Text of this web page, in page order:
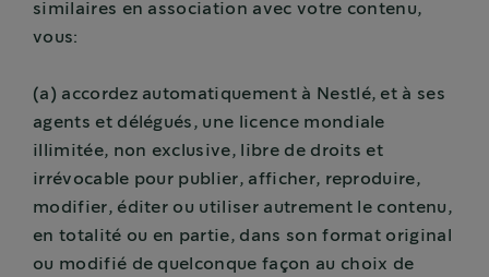
similaires en association avec votre contenu,
vous:
(a) accordez automatiquement à Nestlé, et à ses
agents et délégués, une licence mondiale
illimitée, non exclusive, libre de droits et
irrévocable pour publier, afficher, reproduire,
modifier, éditer ou utiliser autrement le contenu,
en totalité ou en partie, dans son format original
ou modifié de quelconque façon au choix de